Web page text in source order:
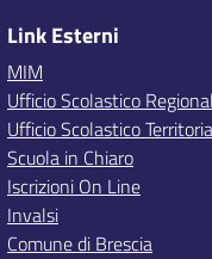
Link Esterni
MIM
Ufficio Scolastico
Ufficio Scolastico
Scuola in Chiaro
Iscrizioni On Line
Invalsi
Comune di Brescia